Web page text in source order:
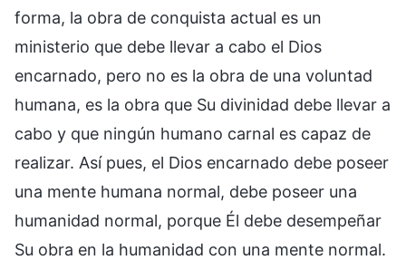
forma, la obra de conquista actual es un
ministerio que debe llevar a cabo el Dios
encarnado, pero no es la obra de una voluntad
humana, es la obra que Su divinidad debe llevar a
cabo y que ningún humano carnal es capaz de
realizar. Así pues, el Dios encarnado debe poseer
una mente humana normal, debe poseer una
humanidad normal, porque Él debe desempeñar
Su obra en la humanidad con una mente normal.